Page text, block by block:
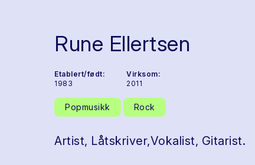
Rune Ellertsen
Etablert/født:
1983
Virksom:
2011
Popmusikk Rock
Artist, Låtskriver,Vokalist, Gitarist.